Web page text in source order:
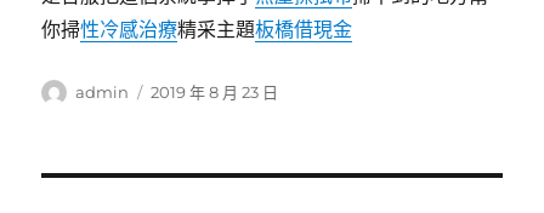
你掃性冷感治療精采主題板橋借現金
作
admin
發
2019 年 8 月 23 日